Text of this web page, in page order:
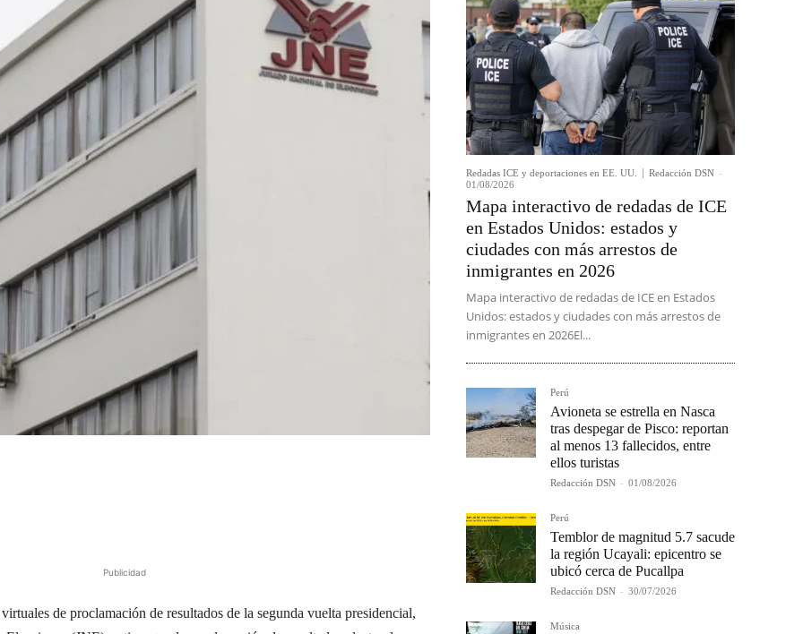
Publicidad
de proclamación de resultados de la segunda vuelta presidencial,
Redadas ICE y deportaciones en EE. UU. Redacción DSN -
01/08/2026
Mapa interactivo de redadas de ICE
en Estados Unidos: estados y
ciudades con más arrestos de
inmigrantes en 2026
Mapa interactivo de redadas de ICE en Estados
Unidos: estados y ciudades con más arrestos de
inmigrantes en 2026El...
Perú
Avioneta se estrella en Nasca
tras despegar de Pisco: reportan
al menos 13 fallecidos, entre
ellos turistas
Redacción DSN - 01/08/2026
Perú
Temblor de magnitud 5.7 sacude
la región Ucayali: epicentro se
ubicó cerca de Pucallpa
Redacción DSN - 30/07/2026
Música